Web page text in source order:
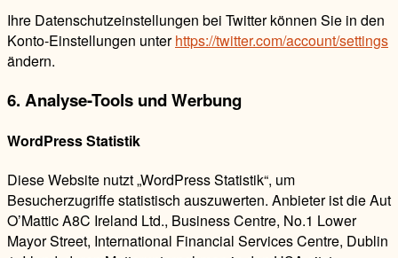
Ihre Datenschutzeinstellungen bei Twitter können Sie in den
Konto-Einstellungen unterhttps://twitter.com/account/settings
ändern.
6. Analyse-Tools und Werbung
WordPress Statistik
Diese Website nutzt „WordPress Statistik“, um
Besucherzugriffe statistisch auszuwerten. Anbieter ist die Aut
O’Mattic A8C Ireland Ltd., Business Centre, No.1 Lower
Mayor Street, International Financial Services Centre, Dublin